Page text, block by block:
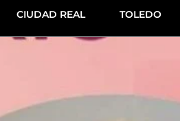
CIUDAD REAL TOLEDO